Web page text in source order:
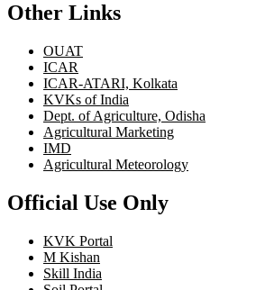
Other Links
OUAT
ICAR
ICAR-ATARI, Kolkata
KVKs of India
Dept. of Agriculture, Odisha
Agricultural Marketing
IMD
Agricultural Meteorology
Official Use Only
KVK Portal
M Kishan
Skill India